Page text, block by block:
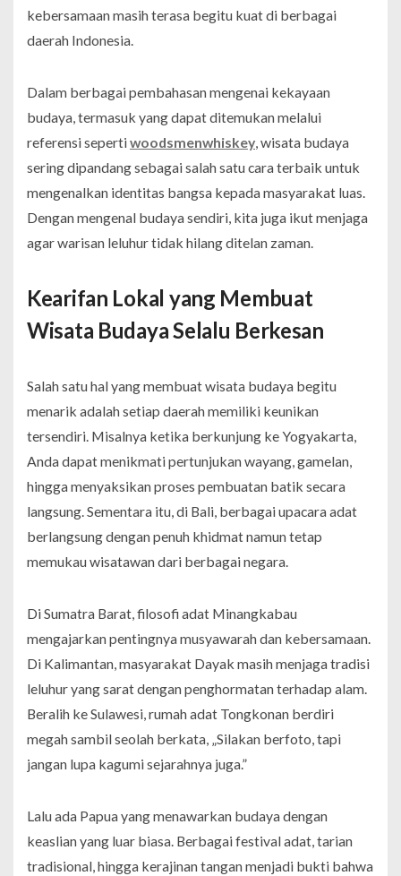
kebersamaan masih terasa begitu kuat di berbagai
daerah Indonesia.
Dalam berbagai pembahasan mengenai kekayaan
budaya, termasuk yang dapat ditemukan melalui
referensi sepertiwoodsmenwhiskey, wisata budaya
sering dipandang sebagai salah satu cara terbaik untuk
mengenalkan identitas bangsa kepada masyarakat luas.
Dengan mengenal budaya sendiri, kita juga ikut menjaga
agar warisan leluhur tidak hilang ditelan zaman.
Kearifan Lokal yang Membuat
Wisata Budaya Selalu Berkesan
Salah satu hal yang membuat wisata budaya begitu
menarik adalah setiap daerah memiliki keunikan
tersendiri. Misalnya ketika berkunjung ke Yogyakarta,
Anda dapat menikmati pertunjukan wayang, gamelan,
hingga menyaksikan proses pembuatan batik secara
langsung. Sementara itu, di Bali, berbagai upacara adat
berlangsung dengan penuh khidmat namun tetap
memukau wisatawan dari berbagai negara.
Di Sumatra Barat, filosofi adat Minangkabau
mengajarkan pentingnya musyawarah dan kebersamaan.
Di Kalimantan, masyarakat Dayak masih menjaga tradisi
leluhur yang sarat dengan penghormatan terhadap alam.
Beralih ke Sulawesi, rumah adat Tongkonan berdiri
megah sambil seolah berkata, „Silakan berfoto, tapi
jangan lupa kagumi sejarahnya juga.”
Lalu ada Papua yang menawarkan budaya dengan
keaslian yang luar biasa. Berbagai festival adat, tarian
tradisional, hingga kerajinan tangan menjadi bukti bahwa